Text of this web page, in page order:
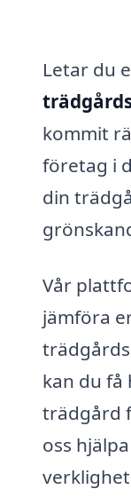
Letar du
kommit
företag i
din
Vår
jämföra
kan du få
trädgård
oss